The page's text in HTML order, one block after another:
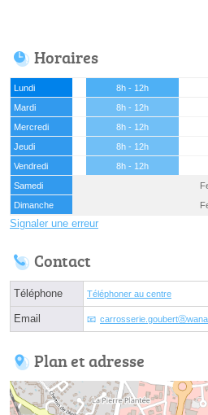
Horaires
Lundi 8h - 12h
Mardi
8h - 12h
Mercredi
8h - 12h
Jeudi
8h - 12h
Vendredi
8h - 12h
Samedi
Dimanche
Signaler une erreur
Contact
Téléphone Téléphoner au centre
Email
Plan et adresse